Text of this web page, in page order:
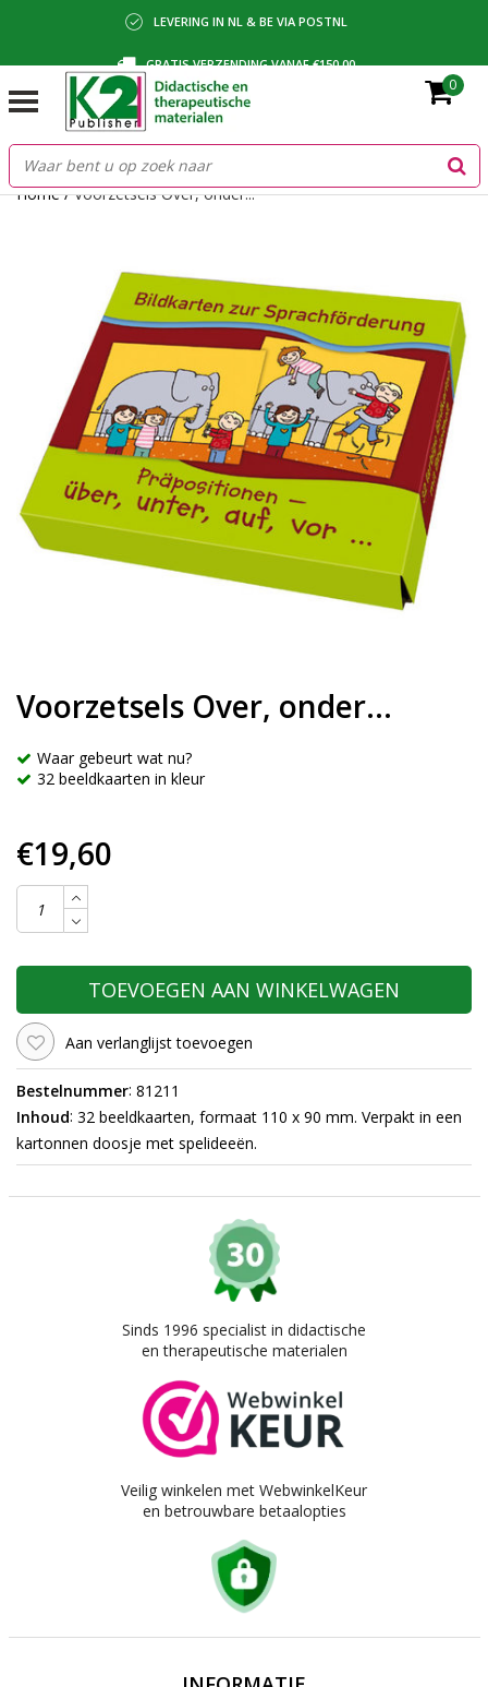
LEVERING IN NL & BE VIA POSTNL
GRATIS VERZENDING VANAF €150,00
BETALING VIA IDEAL, BANCONTACT OF FACTUUR
0
Home/Voorzetsels Over, onder...
Voorzetsels Over, onder...
Waar gebeurt wat nu?
32 beeldkaarten in kleur
€19,60
TOEVOEGEN AAN WINKELWAGEN
Aan verlanglijst toevoegen
Bestelnummer: 81211
Inhoud: 32 beeldkaarten, formaat 110 x 90 mm. Verpakt in een
kartonnen doosje met spelideeën.
Sinds 1996 specialist in didactische
en therapeutische materialen
Veilig winkelen met WebwinkelKeur
en betrouwbare betaalopties